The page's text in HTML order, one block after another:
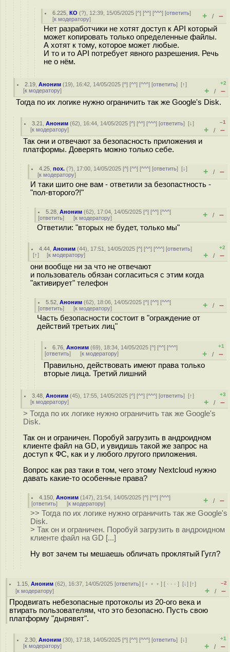
6.225 ,КО (?), 12:39, 15/05/2025 [^] [^^] [^^^] [ответить]
[к модератору] + / –
Нет разработчики не хотят доступ к API который
может копировать только определенные файлы.
А хотят к тому, которое может любые.
И то и то API потребует явного разрешения. Речь
не о нём.
2.19 ,Аноним (19), 16:42, 14/05/2025 [^] [^^] [^^^] [ответить][↑]
[к модератору]
+2
+ / –
Тогда по их логике нужно ограничить так же Google's Disk.
3.21 ,Аноним (62), 16:44, 14/05/2025 [^] [^^] [^^^] [ответить][↓]
[к модератору]
–1
+ / –
Так они и отвечают за безопасность приложения и
платформы. Доверять можно только себе.
4.25 ,пох. (?), 17:00, 14/05/2025 [^] [^^] [^^^] [ответить][↓]
[к модератору] + / –
И таки шито оне вам - ответили за безопастность -
"пол-второго?!"
5.28 ,Аноним (62), 17:04, 14/05/2025 [^] [^^] [^^^]
[ответить] [к модератору] + / –
Ответили: "вторых не будет, только мы"
4.44 ,Аноним (44), 17:51, 14/05/2025 [^] [^^] [^^^] [ответить]
[↑] [к модератору]
+2
+ / –
они вообще ни за что не отвечают
и пользователь обязан согласиться с этим когда
"активирует" телефон
5.52 ,Аноним (62), 18:06, 14/05/2025 [^] [^^] [^^^]
[ответить] [к модератору] + / –
Часть безопасности состоит в "ограждение от
действий третьих лиц"
6.76 ,Аноним (69), 18:34, 14/05/2025 [^] [^^] [^^^]
[ответить] [к модератору]
+1
+ / –
Правильно, действовать имеют права только
вторые лица. Третий лишний
3.48 ,Аноним (45), 17:55, 14/05/2025 [^] [^^] [^^^] [ответить][↑]
[к модератору]
+3
+ / –
> Тогда по их логике нужно ограничить так же Google's
Disk.
Так он и ограничен. Поробуй загрузить в андроидном
клиенте файл на GD, и увидишь такой же запрос на
доступ к ФС, как и у любого лругого приложения.
Вопрос как раз таки в том, чего этому Nextcloud нужно
давать какие-то особенные права?
4.150 ,Аноним (147), 21:54, 14/05/2025 [^] [^^] [^^^]
[ответить] [к модератору] + / –
>> Тогда по их логике нужно ограничить так же Google's
Disk.
> Так он и ограничен. Поробуй загрузить в андроидном
клиенте файл на GD [...]
Ну вот зачем ты мешаешь обличать проклятый Гугл?
1.15 ,Аноним (62), 16:37, 14/05/2025 [ответить] [ ﹢﹢﹢] [ · · ·][↓] [↑]
[к модератору]
–2
+ / –
Продвигать небезопасные протоколы из 20-ого века и
втирать пользователям, что это безопасно. Пусть свою
платформу "дырявят".
2.30 ,Аноним (30), 17:18, 14/05/2025 [^] [^^] [^^^] [ответить][↓]
[к модератору]
+1
+ / –